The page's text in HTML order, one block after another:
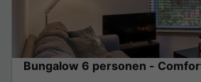
Bungalow 6 personen -